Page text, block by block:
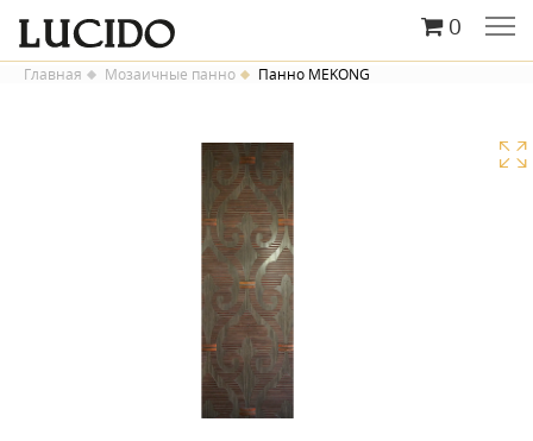
0
Главная Мозаичные панно Панно MEKONG